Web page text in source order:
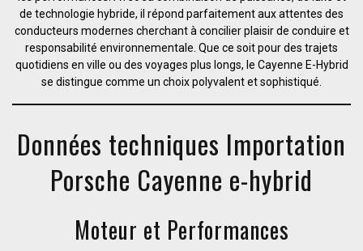
de technologie hybride, il répond parfaitement aux attentes des
conducteurs modernes cherchant à concilier plaisir de conduire et
responsabilité environnementale. Que ce soit pour des trajets
quotidiens en ville ou des voyages plus longs, le Cayenne E-Hybrid
se distingue comme un choix polyvalent et sophistiqué.
Données techniques Importation
Porsche Cayenne e-hybrid
Moteur et Performances